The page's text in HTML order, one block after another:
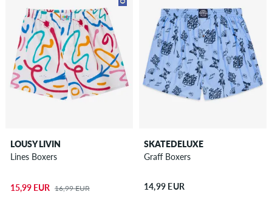
LOUSY LIVIN
Lines Boxers
15,99 EUR 16,99 EUR
SKATEDELUXE
Graff Boxers
14,99 EUR